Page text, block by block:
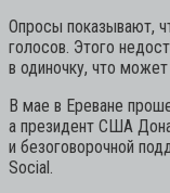
Опросы показывают,
голосов. Этого
в одиночку, что
В мае в Ереване
а президент США
и безоговорочной
Social.